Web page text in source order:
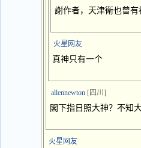
謝作者，天津衛也曾
火星网友
真神只有一个
allennewton [四川]
閣下指日照大神？不知
火星网友